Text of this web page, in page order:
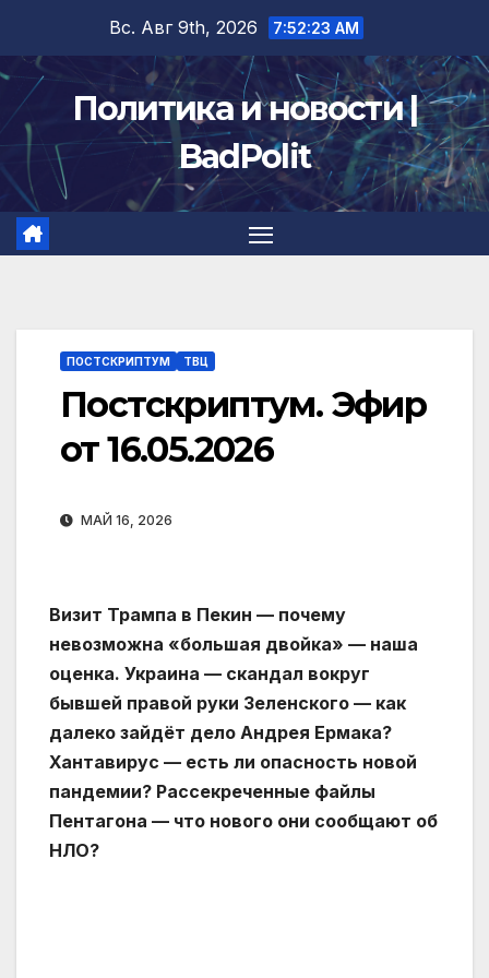
содержимому
Вс. Авг 9th, 2026 7:52:23 AM
Политика и новости |
BadPolit
ПОСТСКРИПТУМ ТВЦ
Постскриптум. Эфир
от 16.05.2026
МАЙ 16, 2026
Визит Трампа в Пекин — почему
невозможна «большая двойка» — наша
оценка. Украина — скандал вокруг
бывшей правой руки Зеленского — как
далеко зайдёт дело Андрея Ермака?
Хантавирус — есть ли опасность новой
пандемии? Рассекреченные файлы
Пентагона — что нового они сообщают об
НЛО?